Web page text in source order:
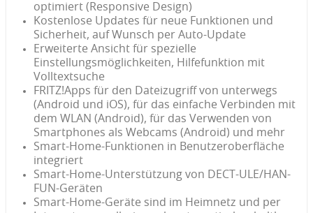
optimiert (Responsive Design)
Kostenlose Updates für neue Funktionen und
Sicherheit, auf Wunsch per Auto-Update
Erweiterte Ansicht für spezielle
Einstellungsmöglichkeiten, Hilfefunktion mit
Volltextsuche
FRITZ!Apps für den Dateizugriff von unterwegs
(Android und iOS), für das einfache Verbinden mit
dem WLAN (Android), für das Verwenden von
Smartphones als Webcams (Android) und mehr
Smart-Home-Funktionen in Benutzeroberfläche
integriert
Smart-Home-Unterstützung von DECT-ULE/HAN-
FUN-Geräten
Smart-Home-Geräte sind im Heimnetz und per